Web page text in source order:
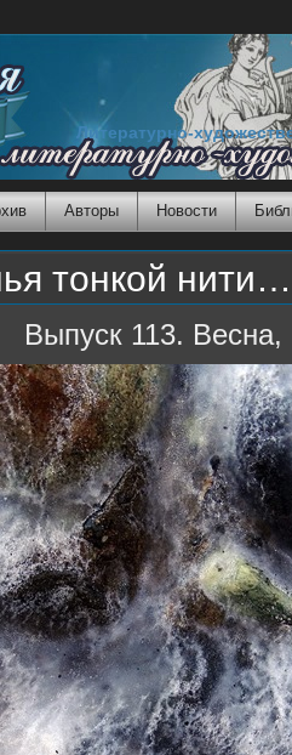
Литературно-
Авторы Новости
тонкой нити…
Выпуск 113. Весна,